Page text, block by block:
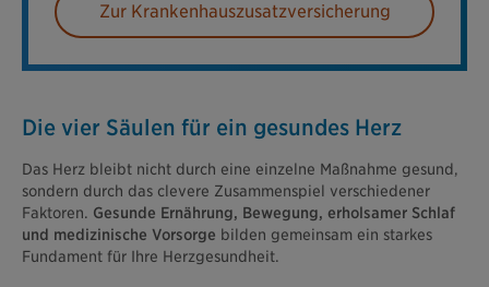
Zur Krankenhauszusatzversicherung
Die vier Säulen für ein gesundes Herz
Das Herz bleibt nicht durch eine einzelne Maßnahme gesund,
sondern durch das clevere Zusammenspiel verschiedener
Faktoren. Gesunde Ernährung, Bewegung, erholsamer Schlaf
und medizinische Vorsorge bilden gemeinsam ein starkes
Fundament für Ihre Herzgesundheit.